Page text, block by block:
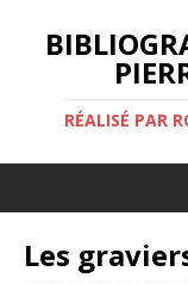
RÉALISÉ PAR
Les